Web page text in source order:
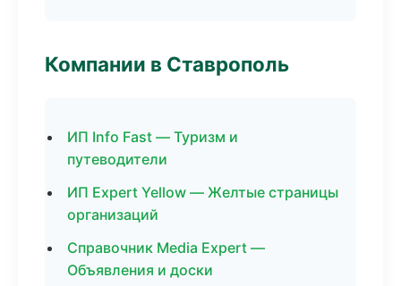
Компании в Ставрополь
ИП Info Fast — Туризм и
путеводители
ИП Expert Yellow — Желтые страницы
организаций
Справочник Media Expert —
Объявления и доски